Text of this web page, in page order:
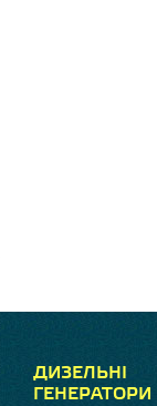
ДИЗЕЛЬНІ
ГЕНЕРАТОРИ